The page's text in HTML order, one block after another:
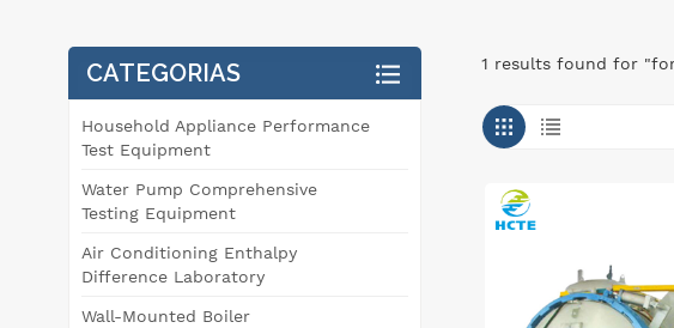
1 results found for
CATEGORIAS
Household Appliance Performance
Test Equipment
Water Pump Comprehensive
Testing Equipment
Air Conditioning Enthalpy
Difference Laboratory
Wall-Mounted Boiler